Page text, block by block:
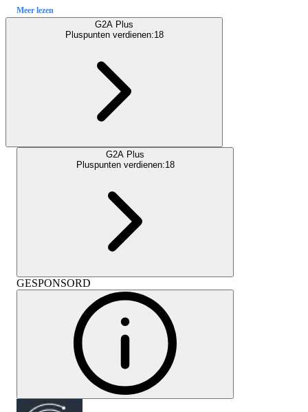
Meer lezen
G2A Plus
Pluspunten verdienen:18
G2A Plus
Pluspunten verdienen:18
GESPONSORD